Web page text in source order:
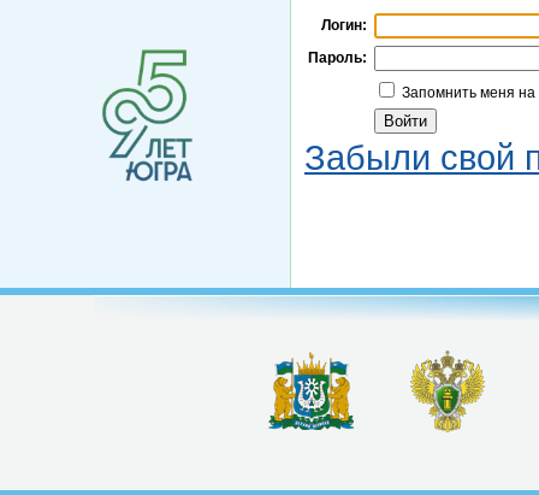
Логин:
Пароль:
Запомнить меня
Забыли свой